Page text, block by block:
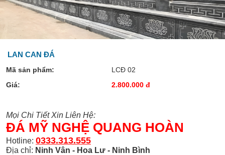
LAN CAN ĐÁ
Mã sản phẩm:
LCĐ 02
Giá:
2.800.000 đ
Mọi Chi Tiết Xin Liên Hệ:
ĐÁ MỸ NGHỆ QUANG HOÀN
Hotline: 0333.313.555
Địa chỉ: Ninh Vân - Hoa Lư - Ninh Bình